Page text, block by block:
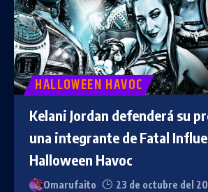
HALLOWEEN HAVOC
Kelani Jordan defenderá su
una integrante de Fatal
Halloween Havoc
Omarufaito 23 de octubre del